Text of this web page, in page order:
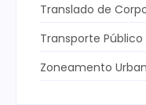
Translado de
Transporte Público
Zoneamento